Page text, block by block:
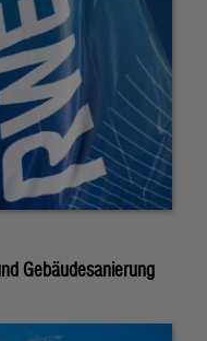
Gebäudesanierung